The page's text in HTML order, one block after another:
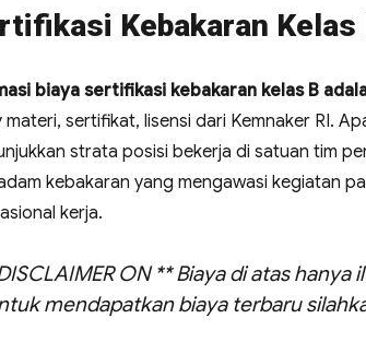
Kebakaran Kelas
biaya sertifikasi kebakaran kelas B
sertifikat, lisensi dari Kemnaker RI.
strata posisi bekerja di satuan tim
kebakaran yang mengawasi kegiatan
kerja.
ON ** Biaya di atas
mendapatkan biaya terbaru